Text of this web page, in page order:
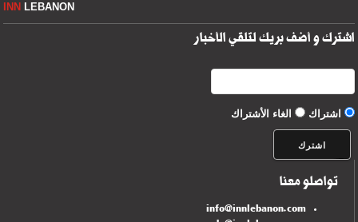
INNLEBANON
اشترك و أضف بريك لتلقي الأخبار
اشتراك الغاء الأشتراك
تواصلو معنا
info@innlebanon.com